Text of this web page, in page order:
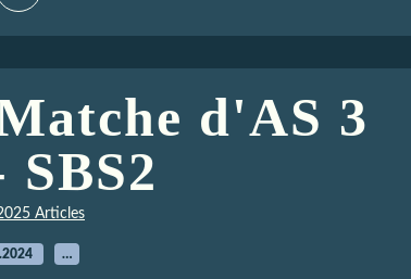
d'AS 3
SBS2
Articles
…